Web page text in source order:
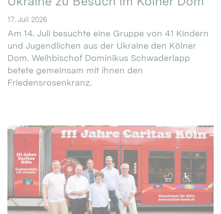
17. Juli 2026
Am 14. Juli besuchte eine Gruppe von 41 Kindern
und Jugendlichen aus der Ukraine den Kölner
Dom. Weihbischof Dominikus Schwaderlapp
betete gemeinsam mit ihnen den
Friedensrosenkranz.